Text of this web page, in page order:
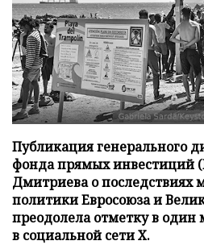
Публикация генерального
фонда прямых инвестиций
Дмитриева о последствиях
политики Евросоюза и
преодолела отметку в
в социальной сети X.